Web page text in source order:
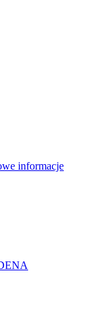
informacje